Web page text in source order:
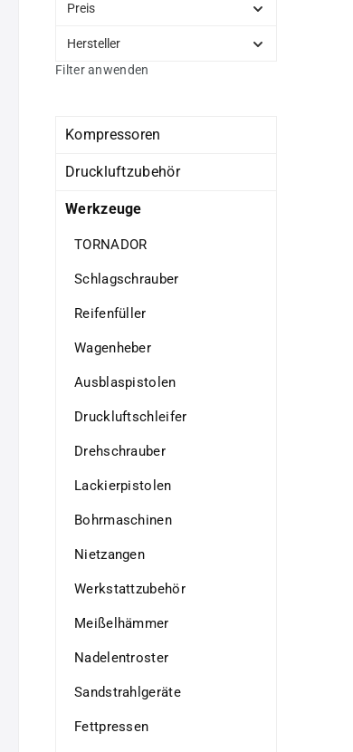
Preis
Hersteller
Filter anwenden
Kompressoren
Druckluftzubehör
Werkzeuge
TORNADOR
Schlagschrauber
Reifenfüller
Wagenheber
Ausblaspistolen
Druckluftschleifer
Drehschrauber
Lackierpistolen
Bohrmaschinen
Nietzangen
Werkstattzubehör
Meißelhämmer
Nadelentroster
Sandstrahlgeräte
Fettpressen